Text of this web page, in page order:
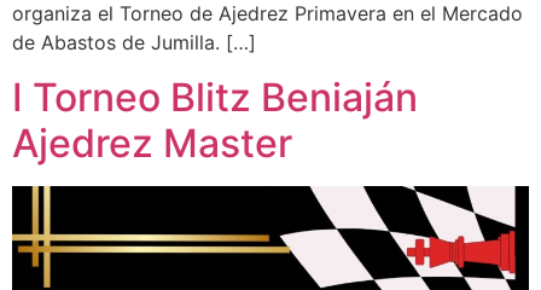
organiza el Torneo de Ajedrez Primavera en el Mercado
de Abastos de Jumilla. […]
I Torneo Blitz Beniaján
Ajedrez Master